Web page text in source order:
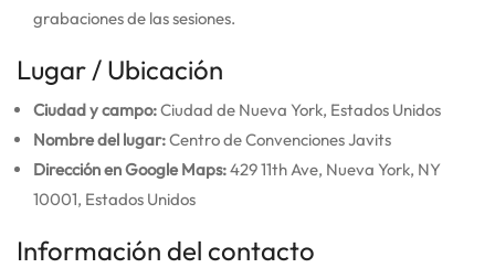
grabaciones de las sesiones.
Lugar / Ubicación
Ciudad y campo:Ciudad de Nueva York, Estados Unidos
Nombre del lugar:Centro de Convenciones Javits
Dirección en Google Maps:429 11th Ave, Nueva York, NY
10001, Estados Unidos
Información del contacto